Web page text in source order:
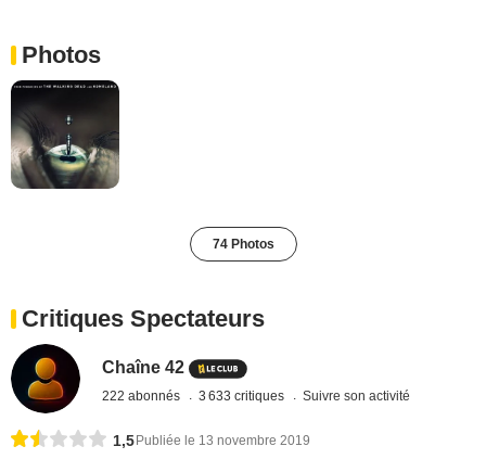
Photos
74 Photos
Critiques Spectateurs
Chaîne 42
222 abonnés 3 633 critiques Suivre son activité
1,5 Publiée le 13 novembre 2019